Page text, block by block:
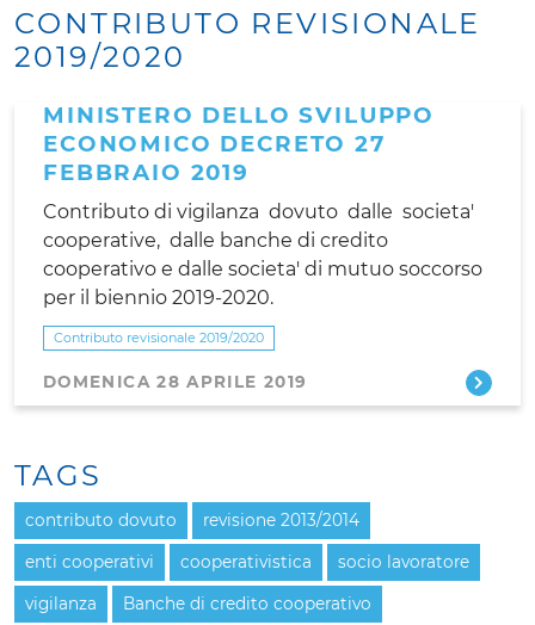
CONTRIBUTO REVISIONALE
2019/2020
MINISTERO DELLO SVILUPPO
ECONOMICO DECRETO 27
FEBBRAIO 2019
Contributo di vigilanza dovuto dalle societa'
cooperative, dalle banche di credito
cooperativo e dalle societa' di mutuo soccorso
per il biennio 2019-2020.
Contributo revisionale 2019/2020
DOMENICA 28 APRILE 2019
TAGS
contributo dovuto revisione 2013/2014
enti cooperativi cooperativistica socio lavoratore
vigilanza Banche di credito cooperativo